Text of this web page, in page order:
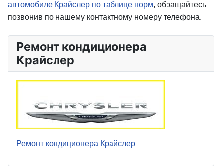
автомобиле Крайслер по таблице норм, обращайтесь
позвонив по нашему контактному номеру телефона.
Ремонт кондиционера
Крайслер
Ремонт кондиционера Крайслер